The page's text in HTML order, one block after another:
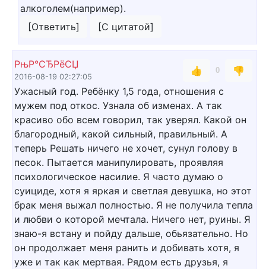
алкоголем(например).
[Ответить]
[С цитатой]
РњР°СЂРёСЏ
2016-08-19 02:27:05
👍 0
👎
Ужасный год. Ребёнку 1,5 года, отношения с
мужем под откос. Узнала об изменах. А так
красиво обо всем говорил, так уверял. Какой он
благородный, какой сильный, правильный. А
теперь Решать ничего не хочет, сунул голову в
песок. Пытается манипулировать, проявляя
психологическое насилие. Я часто думаю о
суициде, хотя я яркая и светлая девушка, но этот
брак меня выжал полностью. Я не получила тепла
и любви о которой мечтала. Ничего нет, руины. Я
знаю-я встану и пойду дальше, обьязательно. Но
он продолжает меня ранить и добивать хотя, я
уже и так как мертвая. Рядом есть друзья, я